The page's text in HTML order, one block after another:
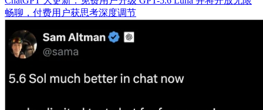
畅聊，付费用户获思考深度调节